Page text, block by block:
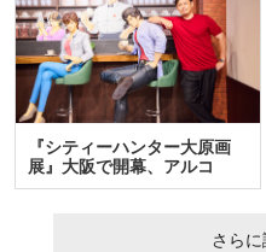
『シティーハンター大原画
展』大阪で開幕、アルコ
＆…
さら